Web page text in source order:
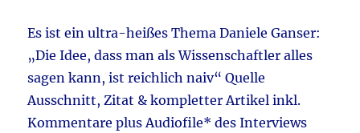
Dokumentation
spezial
Es ist ein ultra-heißes Thema Daniele Ganser:
„Die Idee, dass man als Wissenschaftler alles
sagen kann, ist reichlich naiv“ Quelle
Ausschnitt, Zitat & kompletter Artikel inkl.
Kommentare plus Audiofile* des Interviews